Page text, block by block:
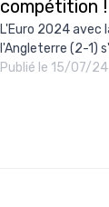
compétition !
L'Euro 2024 avec
l'Angleterre (2-1)
Publié le 15/07/24